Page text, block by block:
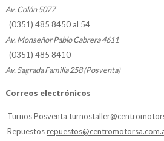
Av. Colón 5077
(0351) 485 8450 al 54
Av. Monseñor Pablo Cabrera 4611
(0351) 485 8410
Av. Sagrada Familia 258 (Posventa)
Correos electrónicos
Turnos Posventa
Repuestos